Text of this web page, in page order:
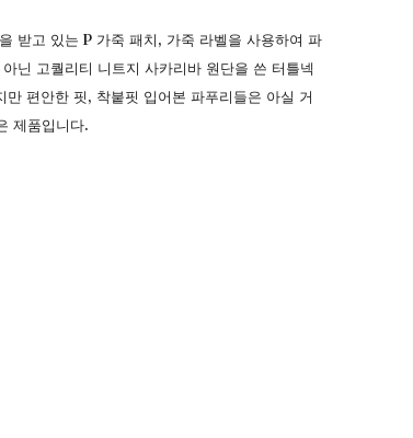
받고 있는 P 가죽 패치, 가죽 라벨을 사용하여 파
닌 고퀄리티 니트지 사카리바 원단을 쓴 터틀넥
편안한 핏, 착붙핏 입어본 파푸리들은 아실 거
제품입니다.